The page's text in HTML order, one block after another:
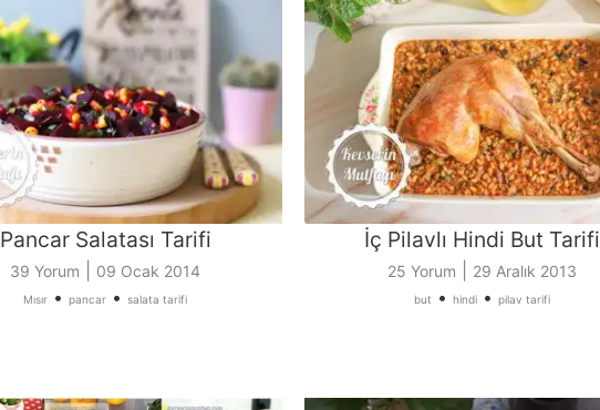
Pancar Salatası Tarifi
39 Yorum 09 Ocak 2014
Mısır • pancar • salata tarifi
İç Pilavlı Hindi But Tarifi
25 Yorum 29 Aralık 2013
but • hindi• pilav tarifi